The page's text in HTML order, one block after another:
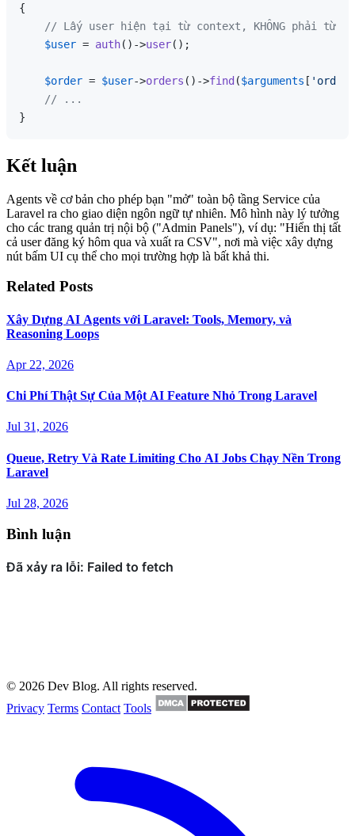
{
// Lấy user hiện tại từ context, KHÔNG phải từ
$user = auth()->user();
$order = $user->orders ()->find ($arguments [
// ...
Kết luận
Agents về cơ bản cho phép bạn "mở" toàn bộ tầng Service của
Laravel ra cho giao diện ngôn ngữ tự nhiên. Mô hình này lý tưởng
cho các trang quản trị nội bộ ("Admin Panels"), ví dụ: "Hiển thị tất
cả user đăng ký hôm qua và xuất ra CSV", nơi mà việc xây dựng
nút bấm UI cụ thể cho mọi trường hợp là bất khả thi.
Related Posts
Xây Dựng AI Agents với Laravel: Tools, Memory, và
Reasoning Loops
Apr 22, 2026
Chi Phí Thật Sự Của Một AI Feature Nhỏ Trong Laravel
Jul 31, 2026
Queue, Retry Và Rate Limiting Cho AI Jobs Chạy Nền Trong
Laravel
Jul 28, 2026
Bình luận
© 2026 Dev Blog. All rights reserved.
Privacy Terms Contact Tools